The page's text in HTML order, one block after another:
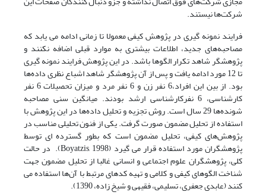
شرکت‌ها نیستند.
فرایند نمونه گیری در پژوهش کیفی معمولا تا زمانی ادامه می یابد که
مصاحبه‌های جدید، اطلاعات بیشتری به موارد قبلی اضافه نکنند و
پژوهشگر شاهد تکرار الگوها باشد. در این پژوهش فرایند نمونه گیری
تا 12 مورد ادامه یافت و پس از آن پژوهشگر شاهد اشباع نظری داده‌ها
بود. از بین این افراد،6 نفر زن و 6 نفر مرد و میزان تحصیلات 6 نفر
کارشناسی، 6 نفرکارشناسی ارشد بودند. میانگین سنی مصاحبه
شونده‌ها 29 سال است. روش تجزیه و تحلیل داده‌ها در این پژوهش با
استفاده از تحلیل مضمون صورت گرفت. یکی از فنون تحلیلی مناسب در
پژوهش‌های کیفی، تحلیل مضمون است که بطور گسترده ای توسط
پژوهشگران مورد استفاده قرار می گیرد (Boyatzis, 1998). در حالت
کلی، پژوهشگران علوم اجتماعی و انسانی غالبا از تحلیل مضمون جهت
شناخت الگوهای کیفی و کلامی و تهیه کدهای مرتبط با آن‌ها استفاده می
کنند (عابدی جعفری، تسلیمی، فقیهی و شیخ زاده، 1390).